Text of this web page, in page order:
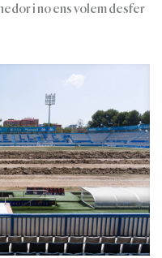
i no ens volem desfer